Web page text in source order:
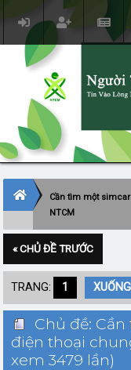
Cần tìm một
NTCM
« CHỦ ĐỀ TRƯỚC
TRANG: 1
Chủ đề:
điện thoại
xem 3479 lần)